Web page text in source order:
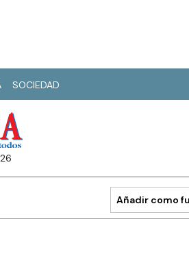
SOCIEDAD
Añadir como